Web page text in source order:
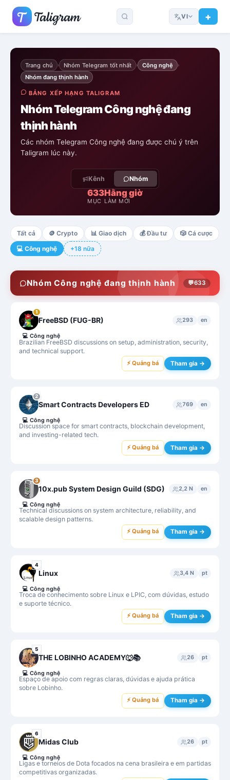
VI
Trang chủ › Nhóm Telegram tốt nhất › Công nghệ ›
Nhóm đang thịnh hành
BẢNG XẾP HẠNG TALIGRAM
Nhóm Telegram Công nghệ đang
thịnh hành
Các nhóm Telegram Công nghệ đang được chú ý trên
Taligram lúc này.
Kênh Nhóm
633
MỤC
Hằng giờ
LÀM MỚI
Tất cả 🪙 Crypto 📊 Giao dịch 💰 Đầu tư 🎲 Cá cược
💻 Công nghệ +18 nữa
Nhóm Công nghệ đang thịnh hành 💬633
1
FreeBSD (FUG-BR) 293 en
Brazilian FreeBSD discussions on setup, administration, security,
and technical support.
💻 Công nghệ
⚡ Quảng bá Tham gia →
2
Smart Contracts Developers ED 769 en
Discussion space for smart contracts, blockchain development,
and investing-related tech.
💻 Công nghệ
⚡ Quảng bá Tham gia →
3
10x.pub System Design Guild (SDG) 2,2 N en
Technical discussions on system architecture, reliability, and
scalable design patterns.
💻 Công nghệ
⚡ Quảng bá Tham gia →
4
Linux 3,4 N pt
Troca de conhecimento sobre Linux e LPIC, com dúvidas, estudo
e suporte técnico.
💻 Công nghệ
⚡ Quảng bá Tham gia →
5
THE LOBINHO ACADEMY🐺📚 26 pt
Espaço de apoio com regras claras, dúvidas e ajuda prática
sobre Lobinho.
💻 Công nghệ
⚡ Quảng bá Tham gia →
6
Midas Club 26 pt
Ligas e torneios de Dota focados na cena brasileira e em partidas
competitivas organizadas.
💻 Công nghệ